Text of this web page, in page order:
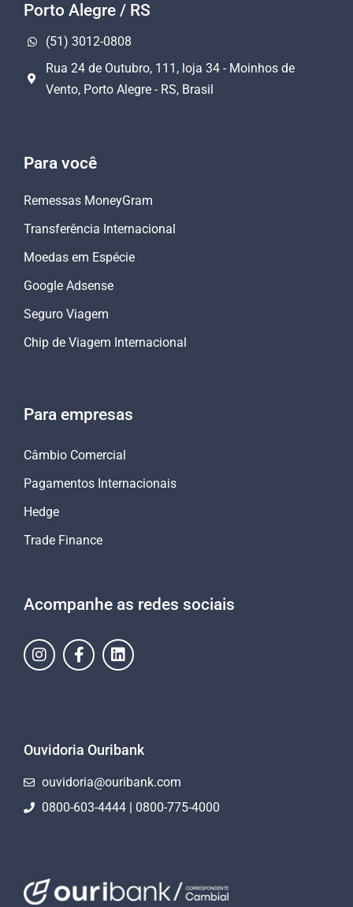
Porto Alegre / RS
(51) 3012-0808
Rua 24 de Outubro, 111, loja 34 - Moinhos de
Vento, Porto Alegre - RS, Brasil
Para você
Remessas MoneyGram
Transferência Internacional
Moedas em Espécie
Google Adsense
Seguro Viagem
Chip de Viagem Internacional
Para empresas
Câmbio Comercial
Pagamentos Internacionais
Hedge
Trade Finance
Acompanhe as redes sociais
Ouvidoria Ouribank
ouvidoria@ouribank.com
0800-603-4444 | 0800-775-4000